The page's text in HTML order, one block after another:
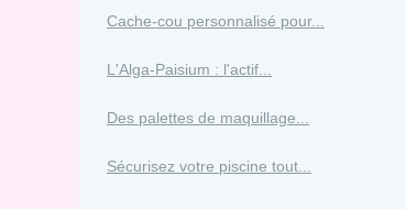
Cache-cou personnalisé pour...
L'Alga-Paisium : l'actif...
Des palettes de maquillage...
Sécurisez votre piscine tout...